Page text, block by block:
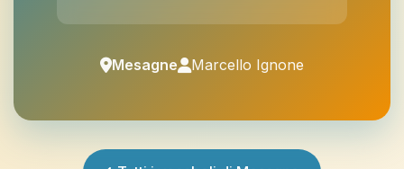
Mesagne Marcello Ignone